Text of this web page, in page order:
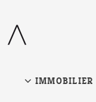
IMMOBILIER